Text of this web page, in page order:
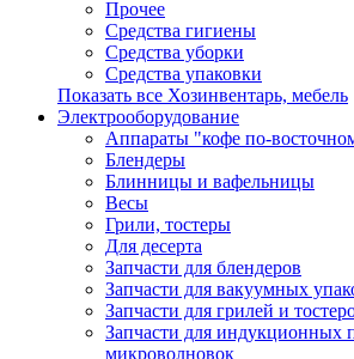
Прочее
Средства гигиены
Средства уборки
Средства упаковки
Показать все Хозинвентарь, мебель
Электрооборудование
Аппараты "кофе по-
Блендеры
Блинницы и вафельницы
Весы
Грили, тостеры
Для десерта
Запчасти для блендеров
Запчасти для вакуумных
Запчасти для грилей и
Запчасти для индукционных
микроволновок